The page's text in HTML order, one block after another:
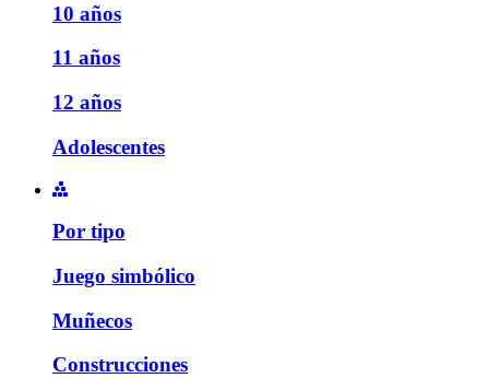
10 años
11 años
12 años
Adolescentes
Por tipo
Juego simbólico
Muñecos
Construcciones